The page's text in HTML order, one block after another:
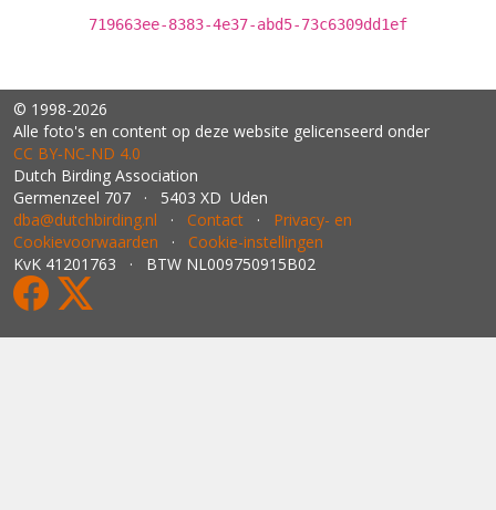
719663ee-8383-4e37-abd5-73c6309dd1ef
© 1998-2026
Alle foto's en content op deze website gelicenseerd onder
CC BY‑NC‑ND 4.0
Dutch Birding Association
Germenzeel 707 · 5403 XD Uden
dba@dutchbirding.nl · Contact · Privacy- en
Cookievoorwaarden · Cookie-instellingen
KvK 41201763 · BTW NL009750915B02